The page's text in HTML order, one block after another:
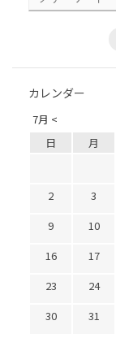
カレンダー
7月 <
日 月
2
3
9
10
16
17
23
24
30
31